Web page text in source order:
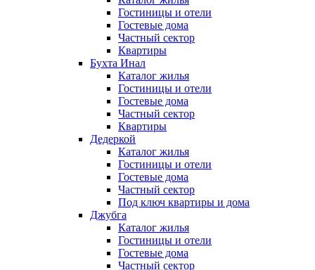
Гостиницы и отели
Гостевые дома
Частный сектор
Квартиры
Бухта Инал
Каталог жилья
Гостиницы и отели
Гостевые дома
Частный сектор
Квартиры
Дедеркой
Каталог жилья
Гостиницы и отели
Гостевые дома
Частный сектор
Под ключ квартиры и дома
Джубга
Каталог жилья
Гостиницы и отели
Гостевые дома
Частный сектор